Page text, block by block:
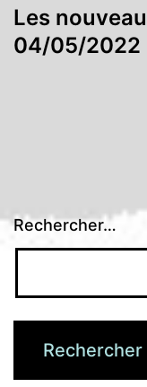
Les
04/05/2022
Rechercher…